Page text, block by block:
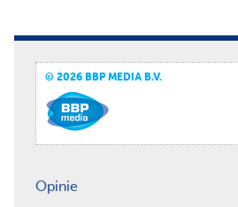
© 2026 BBP MEDIA B.V.
Opinie